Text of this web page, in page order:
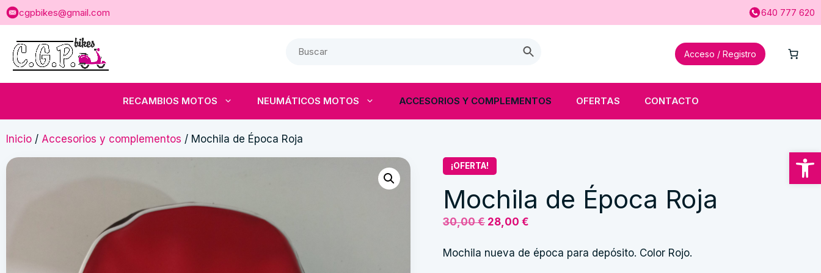
Abrir
Saltar
al
cgpbikes@gmail.com 640 777 620
Acceso / Registro
RECAMBIOS MOTOS NEUMÁTICOS MOTOS ACCESORIOS Y COMPLEMENTOS OFERTAS CONTACTO
Inicio / Accesorios y complementos / Mochila de Época Roja
¡OFERTA!
Mochila de Época Roja
30,00€ El
original
28,00 €El
actual
Mochila nueva de época para depósito. Color Rojo.